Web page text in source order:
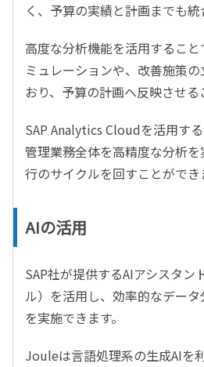
く、予算の実績と計画までも統
高度な分析機能を活用するこ
ミュレーションや、改善施策
おり、予算の計画へ反映させる
SAP Analytics Cloudを活用す
管理業務全体を高精度な分析
行のサイクルを回すことができ
AIの活用
SAP社が提供するAIアシスタン
ル）を活用し、効率的なデー
を実施できます。
Jouleは言語処理系の生成AIを